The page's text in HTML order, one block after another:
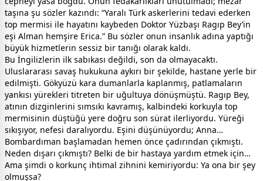
taşına şu sözler kazındı: “Yaralı Türk askerlerini tedavi ederken
top mermisi ile hayatını kaybeden Doktor Yüzbaşı Ragıp Bey’in
eşi Alman hemşire Erica.” Bu sözler onun insanlık adına yaptığı
büyük hizmetlerin sessiz bir tanığı olarak kaldı.
Bu İngilizlerin ilk sabıkası değildi, son da olmayacaktı.
Uluslararası savaş hukukuna aykırı bir şekilde, hastane yerle bir
edilmişti. Gökyüzü kara dumanlarla kaplanmış, patlamaların
yankısı yürekleri titreten bir uğultuya dönüşmüştü. Ragıp Bey,
atının dizginlerini sımsıkı kavramış, kalbindeki korkuyla top
mermisinin düştüğü yere doğru son sürat ilerliyordu. Yüreği
sıkışıyor, nefesi daralıyordu. Eşini düşünüyordu; Anna…
Bombardıman başlamadan hemen önce çadırından çıkmıştı.
Neden dışarı çıkmıştı? Belki de bir hastaya yardım etmek için…
Ama şimdi o korkunç ihtimal zihnini kemiriyordu: Ya ona bir şey
olmuşsa?